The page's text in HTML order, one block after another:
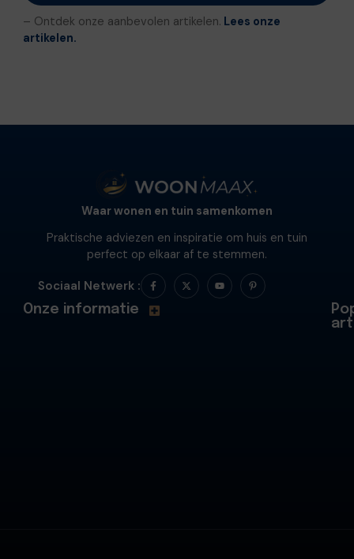
– Ontdek onze aanbevolen artikelen. Lees onze
artikelen.
Waar wonen en tuin samenkomen
Praktische adviezen en inspiratie om huis en tuin
perfect op elkaar af te stemmen.
Sociaal Netwerk :
Onze informatie